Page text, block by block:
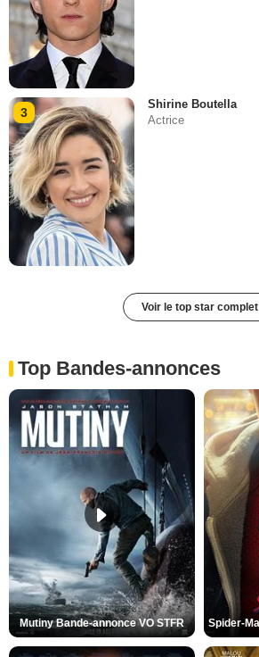
3
Shirine Boutella
Actrice
Voir le top star complet
Top Bandes-annonces
Mutiny Bande-annonce VO STFR